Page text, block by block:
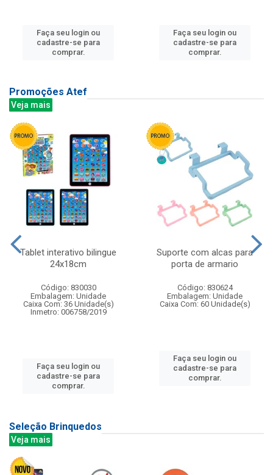
Faça seu login ou
cadastre-se para
comprar.
Faça seu login ou
cadastre-se para
comprar.
Promoções Atef
Veja mais
Tablet interativo bilingue
24x18cm
Código: 830030
Embalagem: Unidade
Caixa Com: 36 Unidade(s)
Inmetro: 006758/2019
Faça seu login ou
cadastre-se para
comprar.
Suporte com alcas para
porta de armario
Código: 830624
Embalagem: Unidade
Caixa Com: 60 Unidade(s)
Faça seu login ou
cadastre-se para
comprar.
Seleção Brinquedos
Veja mais